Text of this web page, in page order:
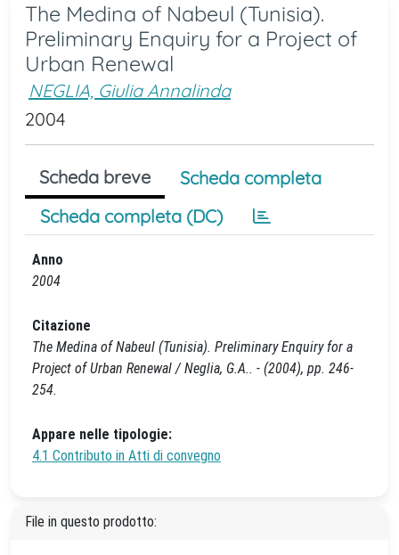
The Medina of Nabeul (Tunisia).
Preliminary Enquiry for a Project of
Urban Renewal
NEGLIA, Giulia Annalinda
2004
Scheda breve
Scheda completa
Scheda completa (DC)
Anno
2004
Citazione
The Medina of Nabeul (Tunisia). Preliminary Enquiry for a
Project of Urban Renewal / Neglia, G.A.. - (2004), pp. 246-
254.
Appare nelle tipologie:
4.1 Contributo in Atti di convegno
File in questo prodotto: